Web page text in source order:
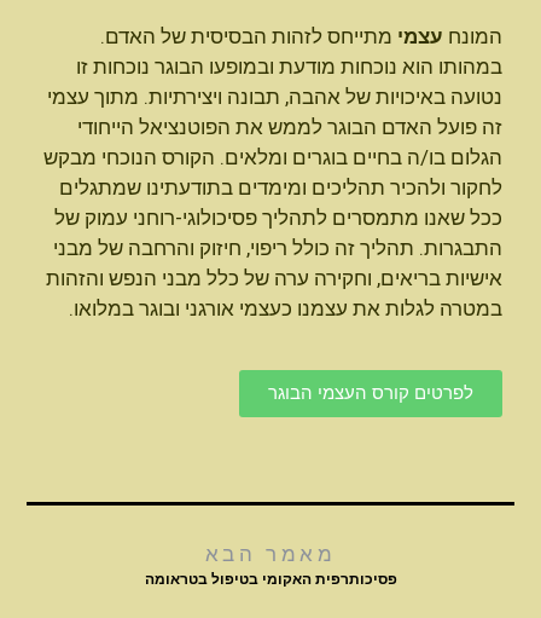
המונח עצמי מתייחס לזהות הבסיסית של האדם.
במהותו הוא נוכחות מודעת ובמופעו הבוגר נוכחות זו
נטועה באיכויות של אהבה, תבונה ויצירתיות. מתוך עצמי
זה פועל האדם הבוגר לממש את הפוטנציאל הייחודי
הגלום בו/ה בחיים בוגרים ומלאים. הקורס הנוכחי מבקש
לחקור ולהכיר תהליכים ומימדים בתודעתינו שמתגלים
ככל שאנו מתמסרים לתהליך פסיכולוגי-רוחני עמוק של
התבגרות. תהליך זה כולל ריפוי, חיזוק והרחבה של מבני
אישיות בריאים, וחקירה ערה של כלל מבני הנפש והזהות
במטרה לגלות את עצמנו כעצמי אורגני ובוגר במלואו.
לפרטים קורס העצמי הבוגר
מאמר הבא
פסיכותרפית האקומי בטיפול בטראומה